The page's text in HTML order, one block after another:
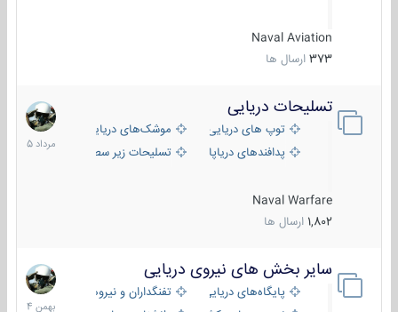
Naval Aviation
373 ارسال ها
تسلیحات دریایی
توپ های دریایی
موشک‌های دریایی
پدافندهای دریاپایه
تسلیحات زیر سطحی
Naval Warfare
1,802 ارسال ها
2
مرداد
1405
سایر بخش های نیروی دریایی
پایگاه‌های دریایی
تفنگداران و نیروهای ویژه‌ی دریایی
22
بهمن
1404